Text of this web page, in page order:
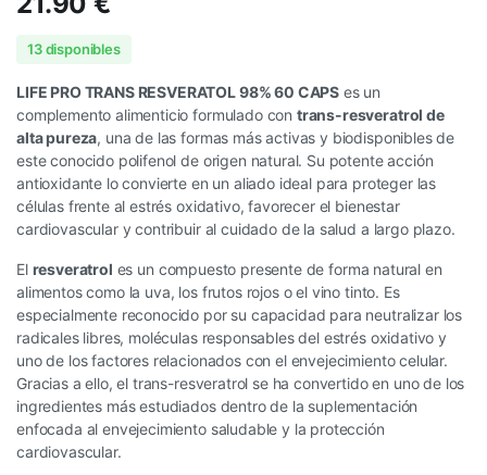
13 disponibles
LIFE PRO TRANS RESVERATOL 98% 60 CAPS es un
complemento alimenticio formulado con trans-resveratrol de
alta pureza, una de las formas más activas y biodisponibles de
este conocido polifenol de origen natural. Su potente acción
antioxidante lo convierte en un aliado ideal para proteger las
células frente al estrés oxidativo, favorecer el bienestar
cardiovascular y contribuir al cuidado de la salud a largo plazo.
El resveratrol es un compuesto presente de forma natural en
alimentos como la uva, los frutos rojos o el vino tinto. Es
especialmente reconocido por su capacidad para neutralizar los
radicales libres, moléculas responsables del estrés oxidativo y
uno de los factores relacionados con el envejecimiento celular.
Gracias a ello, el trans-resveratrol se ha convertido en uno de los
ingredientes más estudiados dentro de la suplementación
enfocada al envejecimiento saludable y la protección
cardiovascular.